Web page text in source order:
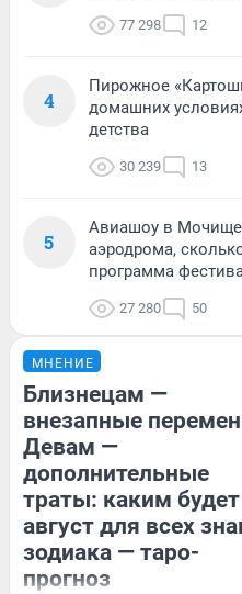
77 298 12
4
Пирожное
домашних
детства
30 239 13
5
Авиашоу в Мочище
аэродрома,
программа
27 280 50
МНЕНИЕ
Близнецам —
внезапные
Девам —
дополнительные
траты: каким будет
август для всех
зодиака — таро-
прогноз